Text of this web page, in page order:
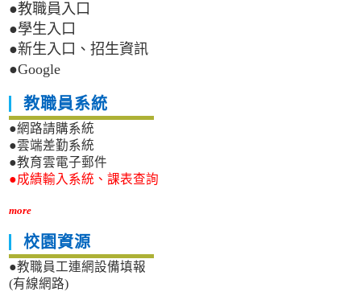
●教職員入口
●學生入口
●新生入口、招生資訊
●Google
教職員系統
●網路請購系統
●雲端差勤系統
●教育雲電子郵件
●成績輸入系統、課表查詢
more
校園資源
●教職員工連網設備填報
(有線網路)